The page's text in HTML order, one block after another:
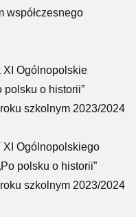
współczesnego
XI Ogólnopolskie
polsku o historii”
szkolnym 2023/2024
XI Ogólnopolskiego
polsku o historii”
szkolnym 2023/2024